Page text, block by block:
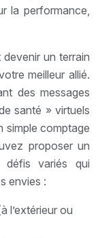
la performance,
devenir un terrain
meilleur allié.
des messages
santé » virtuels
simple comptage
proposer un
variés qui
envies :
l’extérieur ou